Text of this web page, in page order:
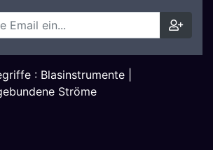
: Blasinstrumente
Ströme